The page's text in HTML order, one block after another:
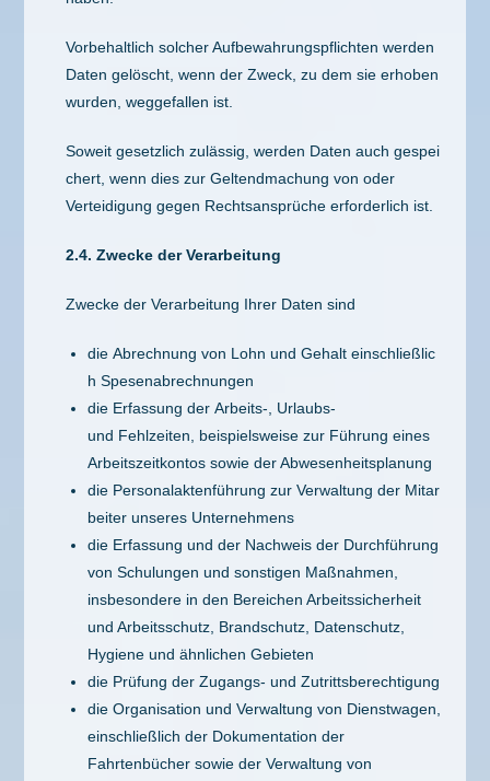
Vorbehaltlich solcher Aufbewahrungspflichten werden
Daten gelöscht, wenn der Zweck, zu dem sie erhoben
wurden, weggefallen ist.
Soweit gesetzlich zulässig, werden Daten auch gespei
chert, wenn dies zur Geltendmachung von oder
Verteidigung gegen Rechtsansprüche erforderlich ist.
2.4. Zwecke der Verarbeitung
Zwecke der Verarbeitung Ihrer Daten sind
die Abrechnung von Lohn und Gehalt einschließlic
h Spesenabrechnungen
die Erfassung der Arbeits-, Urlaubs-
und Fehlzeiten, beispielsweise zur Führung eines
Arbeitszeitkontos sowie der Abwesenheitsplanung
die Personalaktenführung zur Verwaltung der Mitar
beiter unseres Unternehmens
die Erfassung und der Nachweis der Durchführung
von Schulungen und sonstigen Maßnahmen,
insbesondere in den Bereichen Arbeitssicherheit
und Arbeitsschutz, Brandschutz, Datenschutz,
Hygiene und ähnlichen Gebieten
die Prüfung der Zugangs- und Zutrittsberechtigung
die Organisation und Verwaltung von Dienstwagen,
einschließlich der Dokumentation der
Fahrtenbücher sowie der Verwaltung von